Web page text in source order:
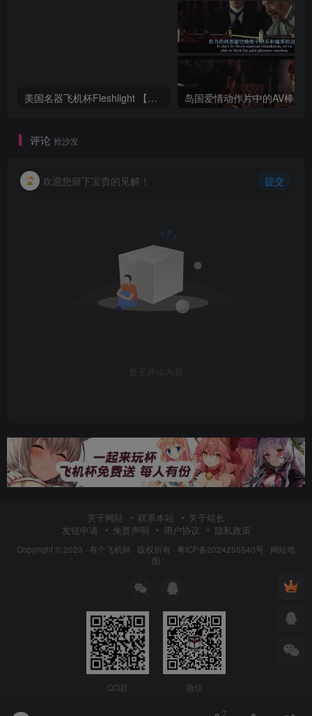
美国名器飞机杯Fleshlight 【Quickshot-Vantage 双头飞机杯】完全评测
评论 抢沙发
欢迎您留下宝贵的见解！ 提交
暂无评论内容
关于网站 联系本站
关于站长
友链申请
免责声明 用户协议 隐私政策
Copyright © 2023 · 有个飞机杯 · 版权所有 · 粤ICP备2024250540号 · 网站地
图
QQ群 微信
7